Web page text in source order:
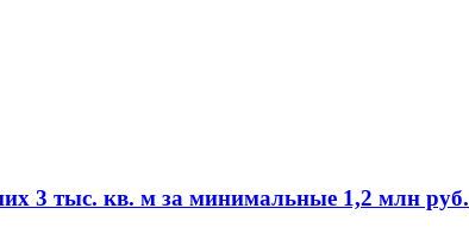
3 тыс. кв. м за минимальные 1,2 млн руб.